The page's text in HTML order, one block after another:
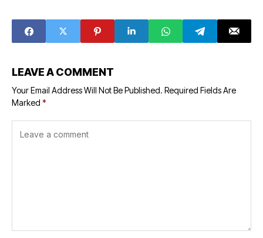
Maraknya Anak
Cuci Darah
LEAVE A COMMENT
Your Email Address Will Not Be Published. Required Fields Are
Marked *